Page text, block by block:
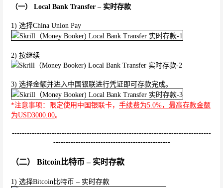
（一） Local Bank Transfer – 实时存款
1) 选择China Union Pay
2) 按继续
3) 选择金额并进入中国银联进行凭证即可存款完成。
*注意事项：限定使用中国银联卡， 手续费为5.0%，最高存款金额
为USD3000.00。
--------------------------------------------------------------------------------
-----------------------------------------------
（二） Bitcoin比特币 – 实时存款
1) 选择Bitcoin比特币 – 实时存款